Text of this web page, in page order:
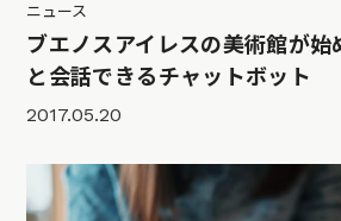
ニュース
ブエノスアイレスの美術館が始
と会話できるチャットボット
2017.05.20